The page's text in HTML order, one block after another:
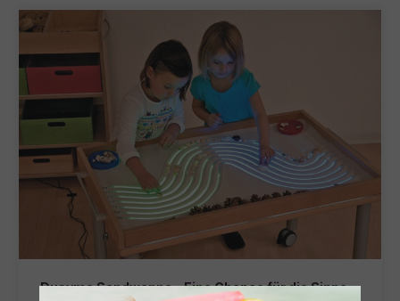
Dusyma Sandwanne – Eine Chance für die Sinne